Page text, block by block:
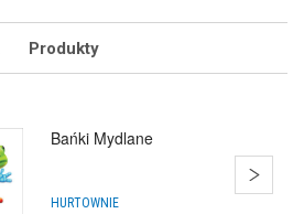
Produkty
Balony Puck
IMPREZY, WYDARZENIA